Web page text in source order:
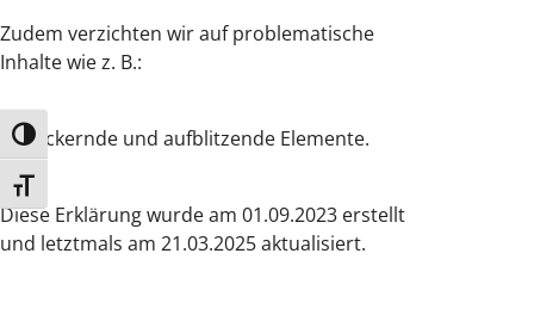
Umschalten auf hohe Kontraste
Schrift vergrößern
Zudem verzichten wir auf problematische
Inhalte wie z. B.:
flackernde und aufblitzende Elemente.
Diese Erklärung wurde am 01.09.2023 erstellt
und letztmals am 21.03.2025 aktualisiert.